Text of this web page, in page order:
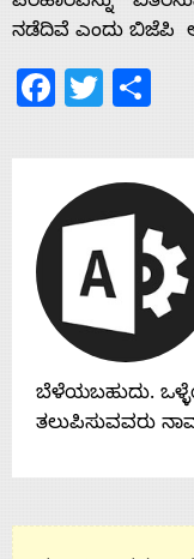
Contact
ನಡೆದಿವೆ ಎಂದು ಬಿಜೆಪಿ
Facebook
Twitter
ಬೆಳೆಯಬಹುದು.
ತಲುಪಿಸುವವರು